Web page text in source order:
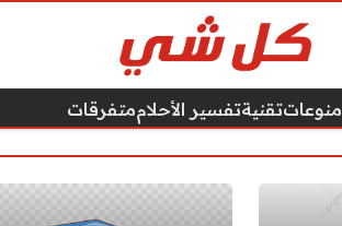
منوعاتتقنيةتفسير الأحلاممتفرقات